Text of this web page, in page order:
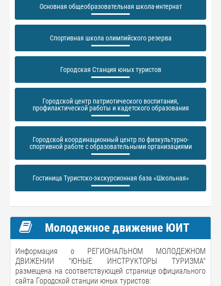
Основная общеобразовательная школа-интернат
Спортивная школа олимпийского резерва
Городская Станция юных туристов
Городской центр патриотического воспитания,
профилактической работы и кадетского образования
Городской координационный центр по физкультурно-
спортивной работе с образовательными организациями
Гостиница Туристско-экскурсионная база «Школьная»
Молодежное движение ЮИТ
Информация о РЕГИОНАЛЬНОМ МОЛОДЕЖНОМ
ДВИЖЕНИИ "ЮНЫЕ ИНСТРУКТОРЫ ТУРИЗМА"
размещена на соответствующей странице официального
сайта Городской станции юных туристов: